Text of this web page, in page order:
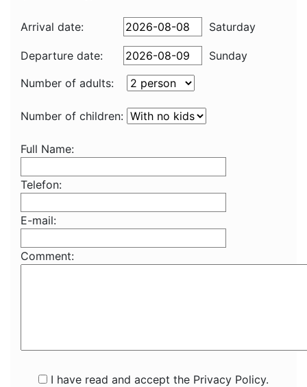
Arrival date: Saturday
Departure date:
Sunday
Number of adults:
Number of children:
Full Name:
Telefon:
E-mail:
Comment:
I have read and accept the Privacy Policy.